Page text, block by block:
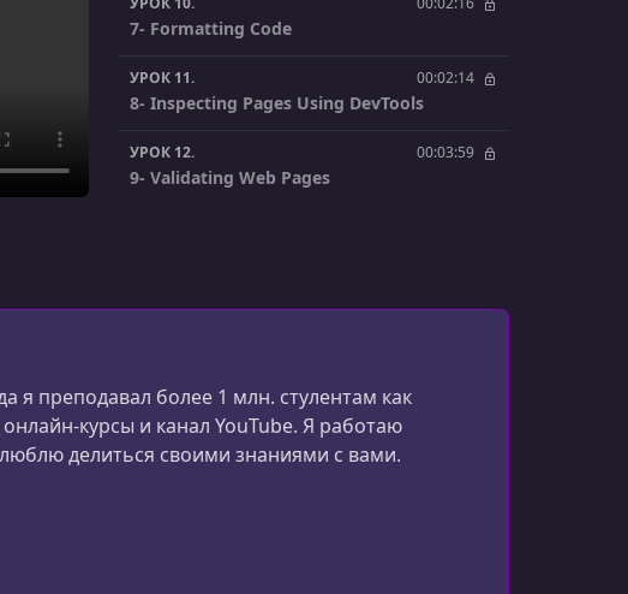
7- Formatting Code
УРОК 11. 00:02:14
8- Inspecting Pages Using DevTools
УРОК 12. 00:03:59
9- Validating Web Pages
3- Text
УРОК 16.
я преподавал более 1 млн. стулентам как
курсы и канал YouTube. Я работаю
делиться своими знаниями с вами.